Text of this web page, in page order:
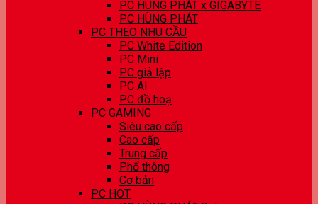
PC HÙNG PHÁT x GIGABYTE
PC HÙNG PHÁT
PC THEO NHU CẦU
PC White Edition
PC Mini
PC giả lập
PC AI
PC đồ hoạ
PC GAMING
Siêu cao cấp
Cao cấp
Trung cấp
Phổ thông
Cơ bản
PC HOT